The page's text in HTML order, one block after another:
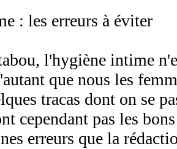
: les erreurs à éviter
l'hygiène intime
que nous les
tracas dont on se
cependant pas les
erreurs que la